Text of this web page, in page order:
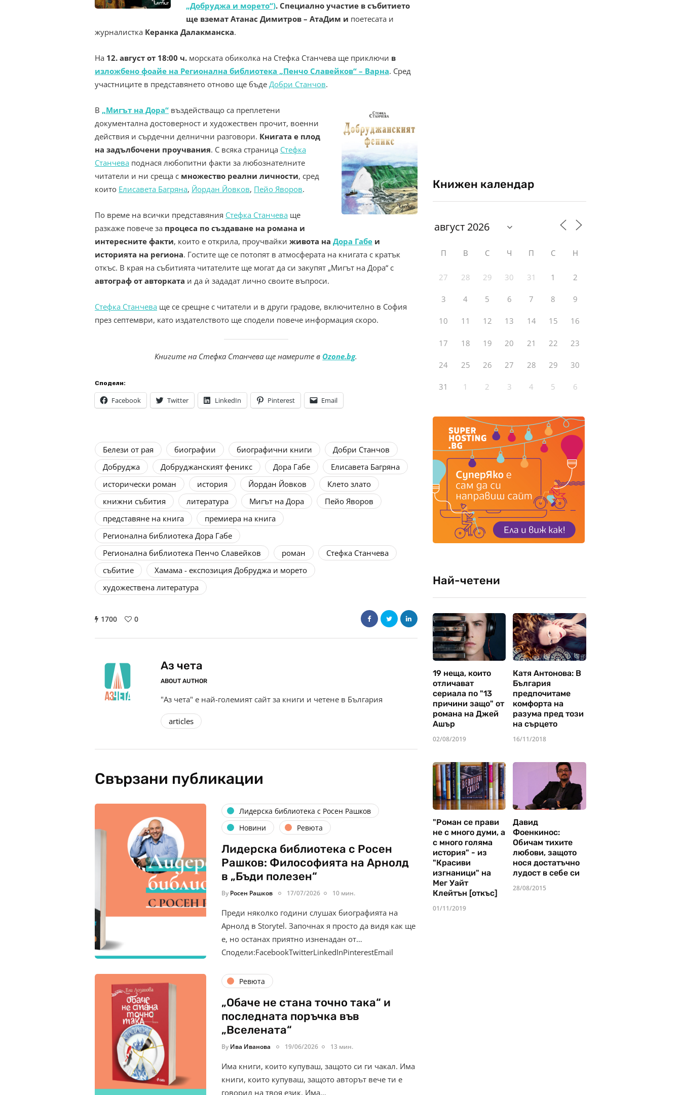
„Добруджа и морето“). Специално участие в събитието
ще вземат Атанас Димитров – АтаДим и поетесата и
журналистка Керанка Далакманска.
На 12. август от 18:00 ч. морската обиколка на Стефка Станчева ще приключи в
изложбено фоайе на Регионална библиотека „Пенчо Славейков“ – Варна. Сред
участниците в представянето отново ще бъде Добри Станчов.
В „Мигът на Дора“ въздействащо са преплетени
документална достоверност и художествен прочит, военни
действия и сърдечни делнични разговори. Книгата е плод
на задълбочени проучвания. С всяка страница Стефка
Станчева поднася любопитни факти за любознателните
читатели и ни среща с множество реални личности, сред
които Елисавета Багряна, Йордан Йовков, Пейо Яворов.
По време на всички представяния Стефка Станчева ще
разкаже повече за процеса по създаване на романа и
интересните факти, които е открила, проучвайки живота на Дора Габе и
историята на региона. Гостите ще се потопят в атмосферата на книгата с кратък
откъс. В края на събитията читателите ще могат да си закупят „Мигът на Дора“ с
автограф от авторката и да ѝ зададат лично своите въпроси.
Стефка Станчева ще се срещне с читатели и в други градове, включително в София
през септември, като издателството ще сподели повече информация скоро.
Книгите на Стефка Станчева ще намерите в Ozone.bg.
Сподели:
Facebook Twitter LinkedIn Pinterest Email
Белези от рая биографии биографични книги
Добри Станчов
Добруджа
Добруджанският феникс Дора Габе
Елисавета Багряна
исторически роман
история Йордан Йовков
Клето злато
книжни събития
литература Мигът на Дора
Пейо Яворов
представяне на книга
премиера на книга
Регионална библиотека Дора Габе
Регионална библиотека Пенчо Славейков
роман
Стефка Станчева
събитие
Хамама - експозиция Добруджа и морето
художествена литература
1700 0
Аз чета
ABOUT AUTHOR
"Аз чета" е най-големият сайт за книги и четене в България
articles
Свързани публикации
Лидерска библиотека с Росен Рашков
Новини
Ревюта
Лидерска библиотека с Росен
Рашков: Философията на Арнолд
в „Бъди полезен“
By Росен Рашков 17/07/2026 10 мин.
Преди няколко години слушах биографията на
Арнолд в Storytel. Започнах я просто да видя как ще
е, но останах приятно изненадан от…
Сподели:FacebookTwitterLinkedInPinterestEmail
Ревюта
„Обаче не стана точно така“ и
последната поръчка във
„Вселената“
By Ива Иванова 19/06/2026 13 мин.
Има книги, които купуваш, защото си ги чакал. Има
книги, които купуваш, защото авторът вече ти е
говорил на твоя език. Има…
Книжен календар
П В С Ч П С Н
27 28 29 30 31 1 2
3 4 5 6 7 8 9
10 11 12 13 14 15 16
17 18 19 20 21 22 23
24 25 26 27 28 29 30
31 1 2 3 4 5 6
Най-четени
19 неща, които
отличават
сериала по "13
причини защо" от
романа на Джей
Ашър
02/08/2019
Катя Антонова: В
България
предпочитаме
комфорта на
разума пред този
на сърцето
16/11/2018
"Роман се прави
не с много думи, а
с много голяма
история" - из
"Красиви
изгнаници" на
Мег Уайт
Клейтън [откъс]
01/11/2019
Давид
Фоенкинос:
Обичам тихите
любови, защото
нося достатъчно
лудост в себе си
28/08/2015